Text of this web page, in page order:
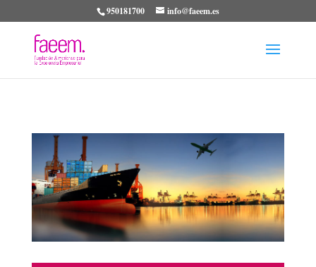
950181700 info@faeem.es